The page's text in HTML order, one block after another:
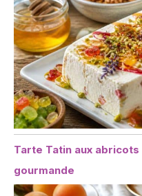
Tarte Tatin aux
gourmande